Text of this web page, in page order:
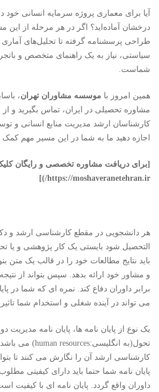
آیا برای معماری پروژه سرمایه انسانی خود
درخشان آماده‌اید؟ اگر در هر مرحله از این
طراحی پرسشنامه گرفته تا تحلیل‌های آماری
سیاستی، نیاز به یک راهنمای متخصص و
شماست.
همین امروز با موسسه مشاوران تهران،
مشاوره تحصیلی در ایران، تماس بگیرید و از
کارشناسان ارشد مدیریت منابع انسانی و
اجازه دهید ما به شما در این مسیر مهم کمک
[برای دریافت مشاوره تخصصی و رایگان
https://moshaveranetehran.ir/
)]
هر دانشجویی در مقطع کارشناسی ارشد و
التحصیل شود بایستی یک کار پژوهشی و یا
باید نتایج مطالعات خود را در قالب یک متن
و مشاور خود ارائه بدهد. سپس بتواند از
برابر داوران دفاع کند. نمره ای که شما در
می تواند در آینده شغلی و استخدام شما تاثیر
یک نوع از پایان نامه ها، پایان نامه مدیریت
تحول(به انگلیسی:human resources) می
کارشناسی ارشد آن را نگارش می کنند تا
پایان نامه شما حتما باید دارای کیفیتی
داوران واقع گردد. پایان نامه ای با